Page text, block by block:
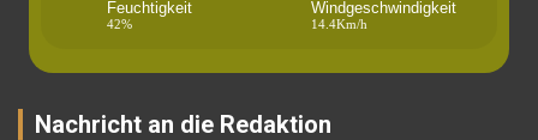
Feuchtigkeit
42%
Windgeschwindigkeit
14.4Km/h
Nachricht an die Redaktion